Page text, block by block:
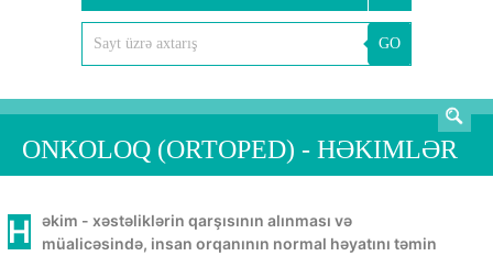
GO
AXTARIŞ
ONKOLOQ (ORTOPED) - HƏKIMLƏR
Həkim - xəstəliklərin qarşısının alınması və
müalicəsində, insan orqanının normal həyatını təmin